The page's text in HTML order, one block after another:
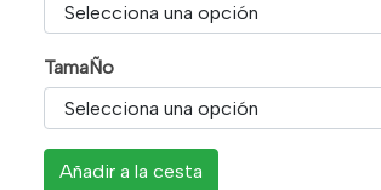
TamaÑo
Añadir a la cesta